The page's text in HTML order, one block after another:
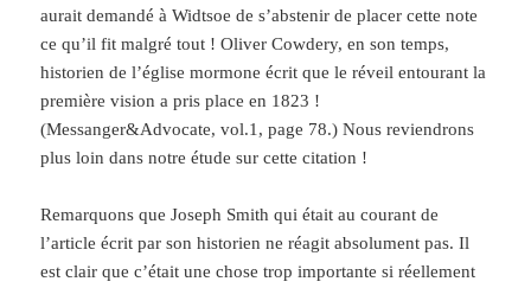
aurait demandé à Widtsoe de s’abstenir de placer cette note
ce qu’il fit malgré tout ! Oliver Cowdery, en son temps,
historien de l’église mormone écrit que le réveil entourant la
première vision a pris place en 1823 !
(Messanger&Advocate, vol.1, page 78.) Nous reviendrons
plus loin dans notre étude sur cette citation !
Remarquons que Joseph Smith qui était au courant de
l’article écrit par son historien ne réagit absolument pas. Il
est clair que c’était une chose trop importante si réellement